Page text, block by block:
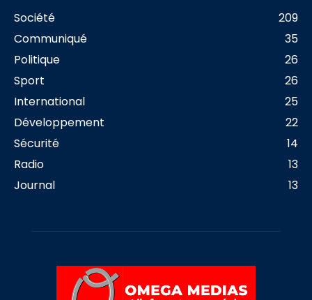
Société
209
Communiqué
35
Politique
26
Sport
26
International
25
Développement
22
Sécurité
14
Radio
13
Journal
13